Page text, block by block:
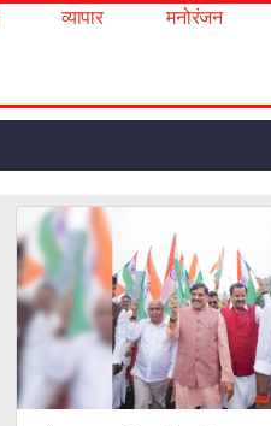
व्यापार मनोरंजन